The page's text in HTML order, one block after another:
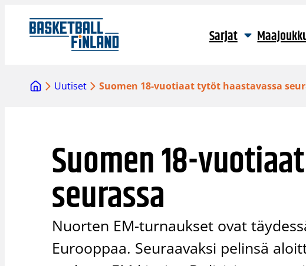
sisältöön
Sarjat
Uutiset Suomen 18-vuotiaat tytöt haastavassa
Suomen 18-
seurassa
Nuorten EM-turnaukset ovat
Eurooppaa. Seuraavaksi pelinsä